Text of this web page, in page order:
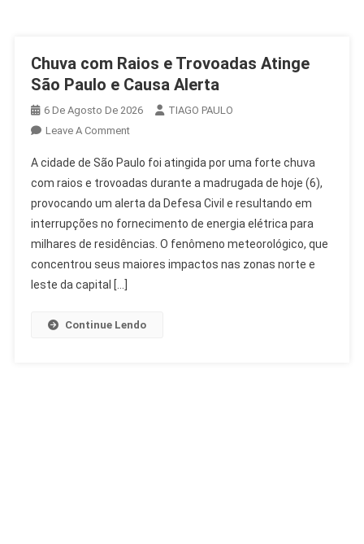
Chuva com Raios e Trovoadas Atinge
São Paulo e Causa Alerta
6 De Agosto De 2026
TIAGO PAULO
Leave A CommentOn
Com
Raios
E
Trovoadas
Atinge
São
A cidade de São Paulo foi atingida por uma forte chuva
com raios e trovoadas durante a madrugada de hoje (6),
provocando um alerta da Defesa Civil e resultando em
interrupções no fornecimento de energia elétrica para
milhares de residências. O fenômeno meteorológico, que
concentrou seus maiores impactos nas zonas norte e
leste da capital […]
Continue Lendo